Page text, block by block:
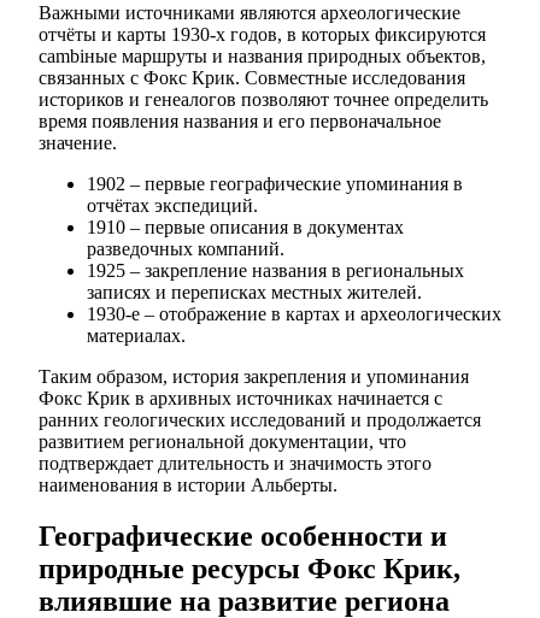
Важными источниками являются археологические
отчёты и карты 1930-х годов, в которых фиксируются
cambiные маршруты и названия природных объектов,
связанных с Фокс Крик. Совместные исследования
историков и генеалогов позволяют точнее определить
время появления названия и его первоначальное
значение.
1902 – первые географические упоминания в
отчётах экспедиций.
1910 – первые описания в документах
разведочных компаний.
1925 – закрепление названия в региональных
записях и переписках местных жителей.
1930-е – отображение в картах и археологических
материалах.
Таким образом, история закрепления и упоминания
Фокс Крик в архивных источниках начинается с
ранних геологических исследований и продолжается
развитием региональной документации, что
подтверждает длительность и значимость этого
наименования в истории Альберты.
Географические особенности и
природные ресурсы Фокс Крик,
влиявшие на развитие региона